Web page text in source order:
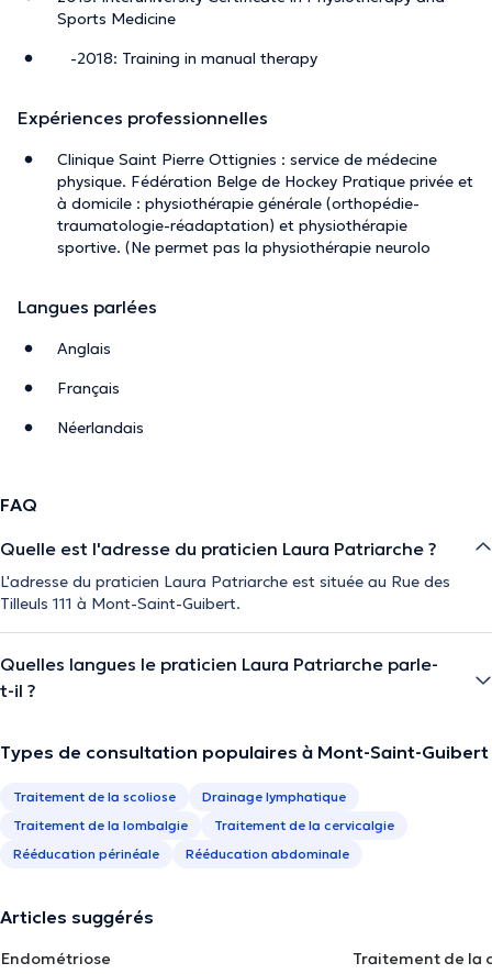
Sports Medicine
-2018: Training in manual therapy
Expériences professionnelles
Clinique Saint Pierre Ottignies : service de médecine
physique. Fédération Belge de Hockey Pratique privée et
à domicile : physiothérapie générale (orthopédie-
traumatologie-réadaptation) et physiothérapie
sportive. (Ne permet pas la physiothérapie neurolo
Langues parlées
Anglais
Français
Néerlandais
FAQ
Quelle est l'adresse du praticien Laura Patriarche ?
L'adresse du praticien Laura Patriarche est située au Rue des
Tilleuls 111 à Mont-Saint-Guibert.
Quelles langues le praticien Laura Patriarche parle-
t-il ?
Types de consultation populaires à Mont-Saint-Guibert
Traitement de la scoliose
Drainage lymphatique
Traitement de la lombalgie
Traitement de la cervicalgie
Rééducation périnéale
Rééducation abdominale
Articles suggérés
Endométriose
Traitement de la